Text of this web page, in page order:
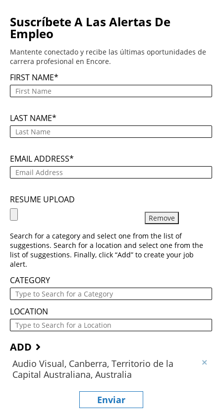
Suscríbete A Las Alertas De
Empleo
Mantente conectado y recibe las últimas oportunidades de
carrera profesional en Encore.
FIRST NAME
LAST NAME
EMAIL ADDRESS
RESUME UPLOAD
Remove
Search for a category and select one from the list of
suggestions. Search for a location and select one from the
list of suggestions. Finally, click “Add” to create your job
alert.
CATEGORY
LOCATION
ADD
Audio Visual, Canberra, Territorio de la
Capital Australiana, Australia
Enviar